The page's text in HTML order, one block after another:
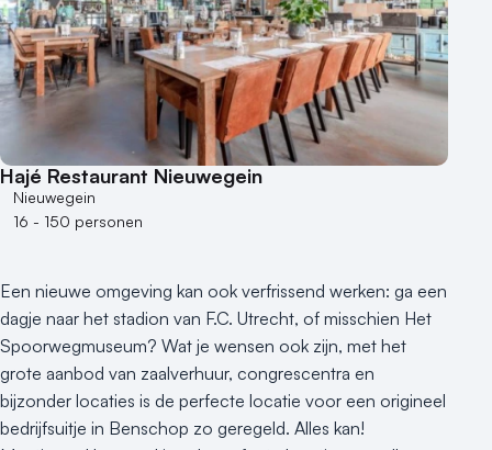
Aantal personen
1 - 50 personen
50 - 100 personen
100 - 250 personen
250 - 500 personen
500+ personen
Bijzondere locaties
Duurzame locatie
Groene locatie
Heisessie
Hotel
Hybride events
Hajé Restaurant Nieuwegein
Nieuwegein
16 - 150 personen
Een nieuwe omgeving kan ook verfrissend werken: ga een
dagje naar het stadion van F.C. Utrecht, of misschien Het
Spoorwegmuseum? Wat je wensen ook zijn, met het
grote aanbod van zaalverhuur, congrescentra en
bijzonder locaties is de perfecte locatie voor een origineel
bedrijfsuitje in Benschop zo geregeld. Alles kan!